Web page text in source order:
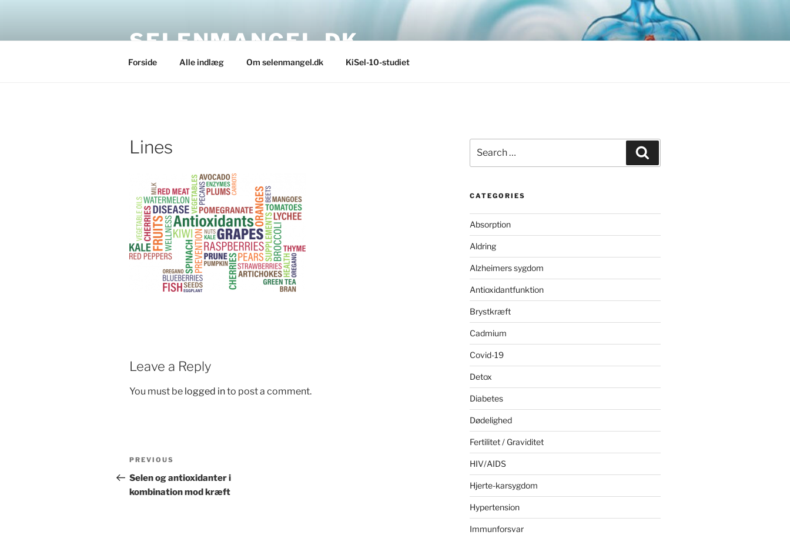
SELENMANGEL.DK
Forside Alle indlæg Om selenmangel.dk KiSel-10-studiet
Lines
Leave a Reply
You must be logged into post a comment.
Post
navigation
Previous
Post
PREVIOUS
Selen og antioxidanter i
kombination mod kræft
for:
CATEGORIES
Absorption
Aldring
Alzheimers sygdom
Antioxidantfunktion
Brystkræft
Cadmium
Covid-19
Detox
Diabetes
Dødelighed
Fertilitet / Graviditet
HIV/AIDS
Hjerte-karsygdom
Hypertension
Immunforsvar